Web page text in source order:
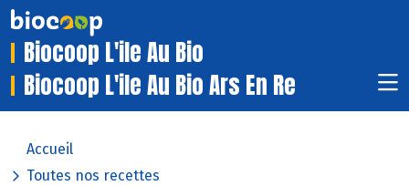
Biocoop L'ile Au Bio
Biocoop L'ile Au Bio Ars En Re
Accueil
Toutes nos recettes